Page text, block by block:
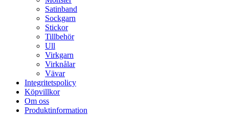
Satinband
Sockgarn
Stickor
Tillbehör
Ull
Virkgarn
Virknålar
Vävar
Integritetspolicy
Köpvillkor
Om oss
Produktinformation